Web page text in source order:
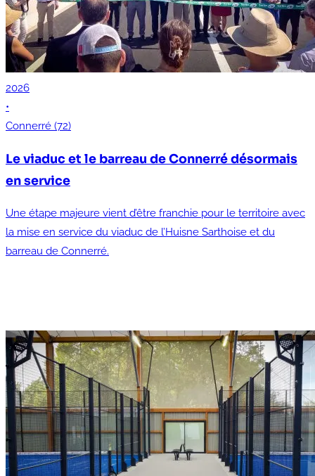
2026
•
Connerré (72)
Le viaduc et le barreau de Connerré désormais
en service
Une étape majeure vient d’être franchie pour le territoire avec
la mise en service du viaduc de l’Huisne Sarthoise et du
barreau de Connerré.